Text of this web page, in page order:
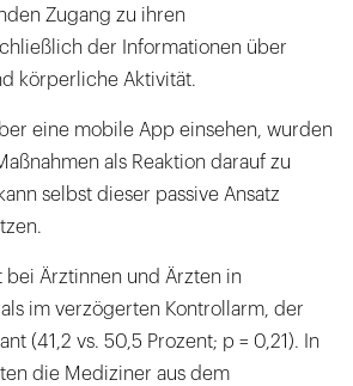
Zugang zu ihren
der Informationen über
körperliche Aktivität.
eine mobile App einsehen, wurden
als Reaktion darauf zu
selbst dieser passive Ansatz
bei Ärztinnen und Ärzten in
im verzögerten Kontrollarm, der
(41,2 vs. 50,5 Prozent; p = 0,21). In
die Mediziner aus dem